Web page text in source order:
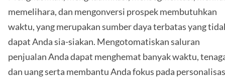
memelihara, dan mengonversi prospek membutuhkan
waktu, yang merupakan sumber daya terbatas yang
dapat Anda sia-siakan. Mengotomatiskan saluran
penjualan Anda dapat menghemat banyak waktu,
dan uang serta membantu Anda fokus pada